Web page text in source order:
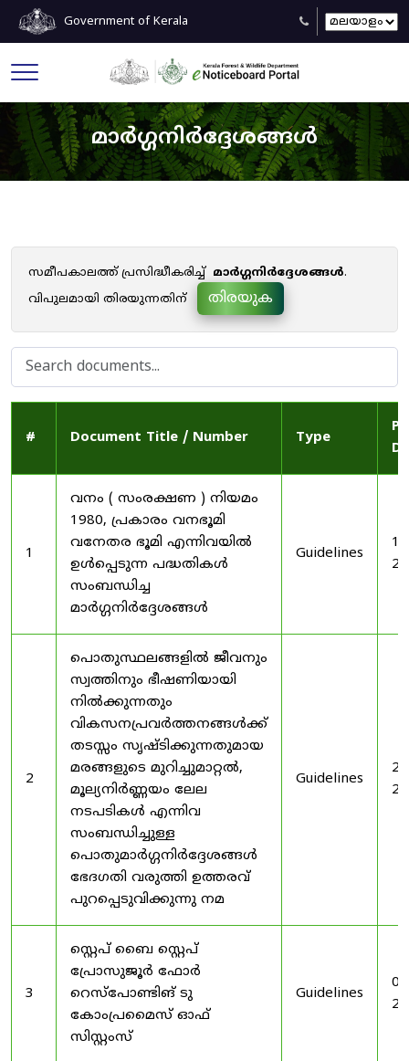
Government of Kerala
മാർഗ്ഗനിർദ്ദേശങ്ങൾ
സമീപകാലത്ത് പ്രസിദ്ധീകരിച്ച് മാർഗ്ഗനിർദ്ദേശങ്ങൾ.
വിപുലമായി തിരയുന്നതിന്
തിരയുക
# Document Title / Number Type
1
വനം ( സംരക്ഷണ ) നിയമം
1980, പ്രകാരം വനഭൂമി
വനേതര ഭൂമി എന്നിവയിൽ
ഉൾപ്പെടുന്ന പദ്ധതികൾ
സംബന്ധിച്ച
മാർഗ്ഗനിർദ്ദേശങ്ങൾ
Guidelines
2
പൊതുസ്ഥലങ്ങളിൽ ജീവനും
സ്വത്തിനും ഭീഷണിയായി
നിൽക്കുന്നതും
വികസനപ്രവർത്തനങ്ങൾക്ക്
തടസ്സം സൃഷ്ടിക്കുന്നതുമായ
മരങ്ങളുടെ മുറിച്ചുമാറ്റൽ,
മൂല്യനിർണ്ണയം ലേല
നടപടികൾ എന്നിവ
സംബന്ധിച്ചുള്ള
പൊതുമാർഗ്ഗനിർദ്ദേശങ്ങൾ
ഭേദഗതി വരുത്തി ഉത്തരവ്
പുറപ്പെടുവിക്കുന്നു നമ
Guidelines
3
സ്റ്റെപ് ബൈ സ്റ്റെപ്
പ്രോസുജൂർ ഫോർ
റെസ്‌പോണ്ടിങ് ടു
കോംപ്രമൈസ് ഓഫ്
സിസ്റ്റംസ്
Guidelines